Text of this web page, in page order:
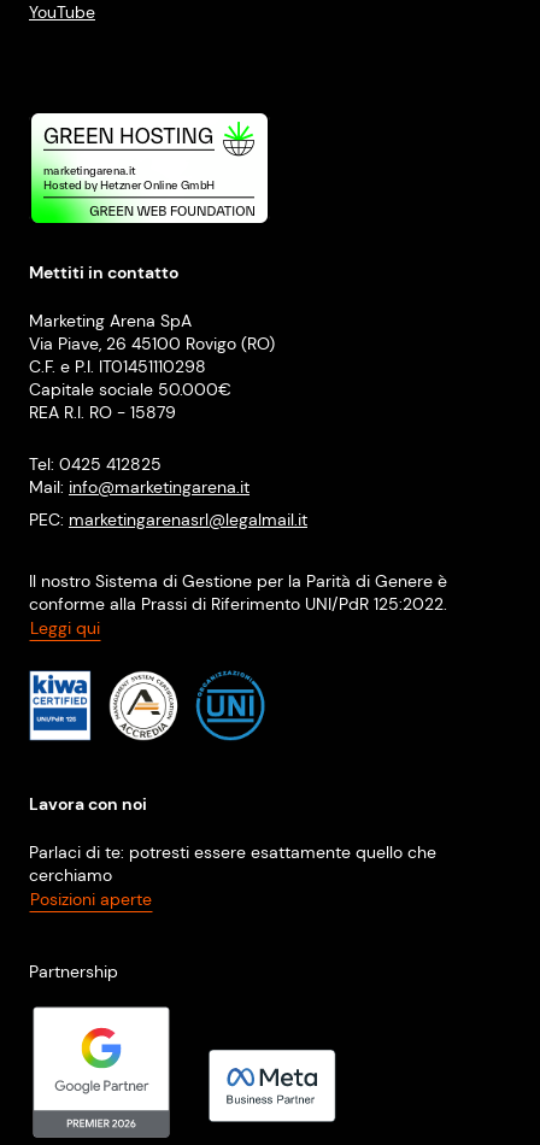
YouTube
Mettiti in contatto
Marketing Arena SpA
Via Piave, 26 45100 Rovigo (RO)
C.F. e P.I. IT01451110298
Capitale sociale 50.000€
REA R.I. RO - 15879
Tel: 0425 412825
Mail: info@marketingarena.it
PEC: marketingarenasrl@legalmail.it
Il nostro Sistema di Gestione per la Parità di Genere è
conforme alla Prassi di Riferimento UNI/PdR 125:2022.
Leggi qui
Lavora con noi
Parlaci di te: potresti essere esattamente quello che
cerchiamo
Posizioni aperte
Partnership